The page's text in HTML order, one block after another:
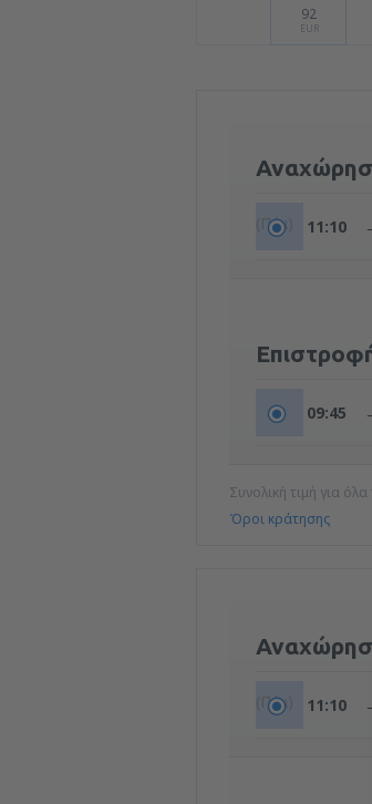
92
EUR
(Πέμ) 11:10
09:45
Συνολική τιμή για
Όροι κράτησης
(Πέμ) 11:10